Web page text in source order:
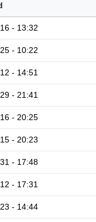
- 13:32
- 10:22
- 14:51
- 21:41
- 20:25
- 20:23
- 17:48
- 17:31
- 14:44